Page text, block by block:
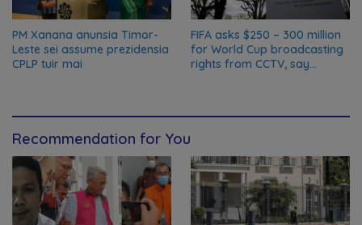
PM Xanana anunsia Timor-
Leste sei assume prezidensia
CPLP tuir mai
FIFA asks $250 – 300 million
for World Cup broadcasting
rights from CCTV, say
Recommendation for You